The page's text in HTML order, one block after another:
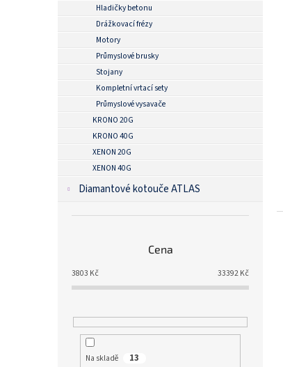
Hladičky betonu
Drážkovací frézy
Motory
Průmyslové brusky
Stojany
Kompletní vrtací sety
Průmyslové vysavače
KRONO 20G
KRONO 40G
XENON 20G
XENON 40G
Diamantové kotouče ATLAS
Cena
3803 Kč 33392Kč
Na skladě 13